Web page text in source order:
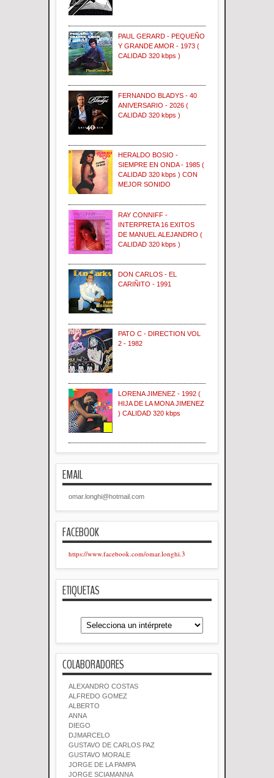
PAUL GERARD - PEQUEÑO
Y GRANDE AMOR - 1973 (
CALIDAD 320 kbps )
FERNANDO BLADYS - 40
ANIVERSARIO - 2026 (
CALIDAD 320 kbps )
HERALDO BOSIO -
SIEMPRE EN ONDA - 1985 (
CALIDAD 320 kbps ) CON
MEJOR SONIDO
RAY CONNIFF -
INTERPRETA 16 EXITOS
DE MANUEL ALEJANDRO (
CALIDAD 320 kbps )
DON CARLOS - EL
CARIÑITO - 1991
PATO C - DIRECTION VOL
2 - 1982
LORENA JIMENEZ - 1992 (
HIJA DE LA MONA JIMENEZ
) CALIDAD 320 kbps
EMAIL
omar.longhi@hotmail.com
FACEBOOK
https://www.facebook.com/omar.longhi.3
ETIQUETAS
COLABORADORES
ALEXANDRO COSTAS
ALFREDO GOMEZ
ALBERTO
ANNA
DIEGO
DJMARCELO
GUSTAVO DE CARLOS PAZ
GUSTAVO MORALE
JORGE DE LA PAMPA
JORGE SCIAMANNA